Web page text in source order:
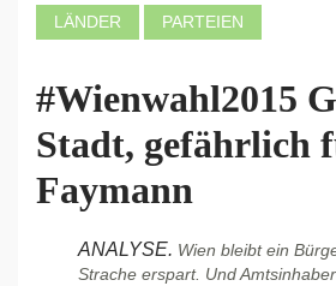
LÄNDER PARTEIEN
#Wienwahl2015
Stadt, gefährlich
Faymann
ANALYSE. Wien bleibt ein
Strache erspart. Und